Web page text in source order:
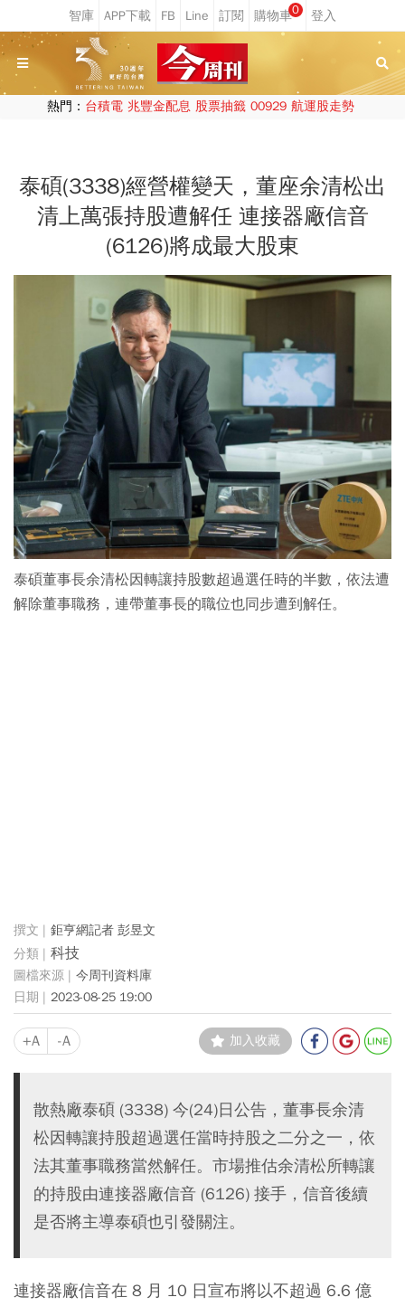
0
熱門： 台積電 兆豐金配息 股票抽籤 00929 航運股走勢
泰碩(3338)經營權變天，董座余清松出
清上萬張持股遭解任 連接器廠信音
(6126)將成最大股東
泰碩董事長余清松因轉讓持股數超過選任時的半數，依法遭
解除董事職務，連帶董事長的職位也同步遭到解任。
鉅亨網記者 彭昱文
科技
今周刊資料庫
2023-08-25 19:00
+A -A 加入收藏
散熱廠泰碩 (3338) 今(24)日公告，董事長余清
松因轉讓持股超過選任當時持股之二分之一，依
法其董事職務當然解任。市場推估余清松所轉讓
的持股由連接器廠信音 (6126) 接手，信音後續
是否將主導泰碩也引發關注。
連接器廠信音在 8 月 10 日宣布將以不超過 6.6 億